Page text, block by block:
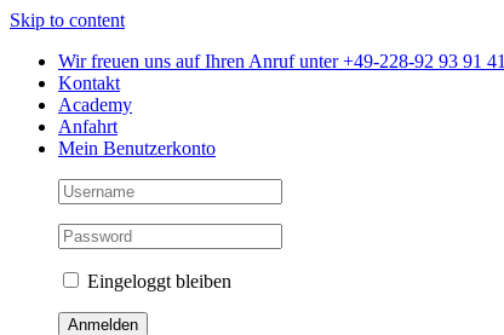
Skip to content
Wir freuen uns auf Ihren Anruf unter +49-228-92 93 91 41
Kontakt
Academy
Anfahrt
Mein Benutzerkonto
Eingeloggt bleiben